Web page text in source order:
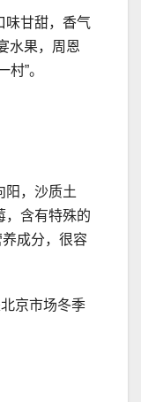
味甘甜，香气
水果，周恩
”。
阳，沙质土
，含有特殊的
成分，很容
京市场冬季